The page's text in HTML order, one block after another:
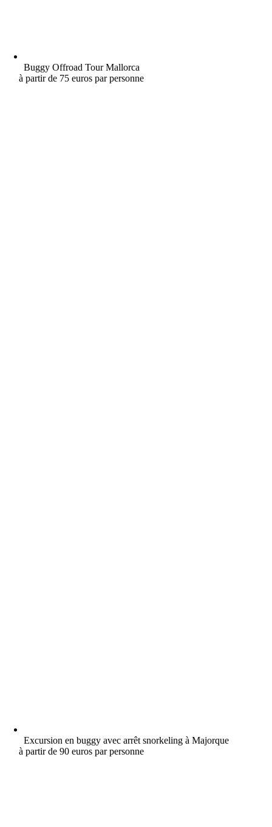
Buggy Offroad Tour Mallorca
à partir de 75 euros par personne
Excursion en buggy avec arrêt snorkeling à Majorque
à partir de 90 euros par personne